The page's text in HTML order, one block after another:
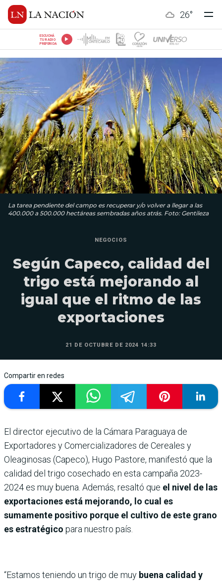
26°
ESCUCHÁ
TU RADIO
PREFERIDA
La tarea pendiente del campo es recuperar y/o volver a llegar a las
400.000 a 500.000 hectáreas sembradas años atrás. Foto: Gentileza
NEGOCIOS
Según Capeco, calidad del
trigo está mejorando al
igual que el ritmo de las
exportaciones
21 DE OCTUBRE DE 2024 14:33
Compartir en redes
El director ejecutivo de la Cámara Paraguaya de
Exportadores y Comercializadores de Cereales y
Oleaginosas (Capeco), Hugo Pastore, manifestó que la
calidad del trigo cosechado en esta campaña 2023-
2024 es muy buena. Además, resaltó que el nivel de las
exportaciones está mejorando, lo cual es
sumamente positivo porque el cultivo de este grano
es estratégico para nuestro país.
“Estamos teniendo un trigo de muy buena calidad y